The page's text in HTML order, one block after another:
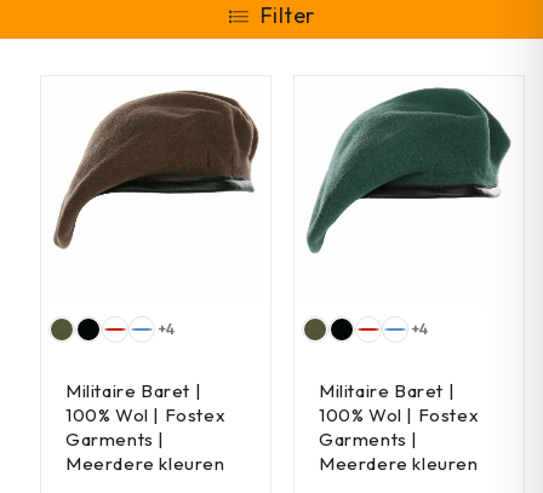
Filter
+4
Militaire Baret |
100% Wol | Fostex
Garments |
Meerdere kleuren
+4
Militaire Baret |
100% Wol | Fostex
Garments |
Meerdere kleuren